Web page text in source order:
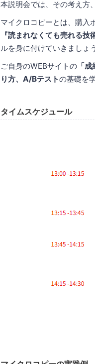
本説明会では、その考え方
マイクロコピーとは、購入
『読まれなくても売れる技
ルを身に付けていきましょう
ご自身のWEBサイトの 「
り方、A/Bテストの基礎を
タイムスケジュール